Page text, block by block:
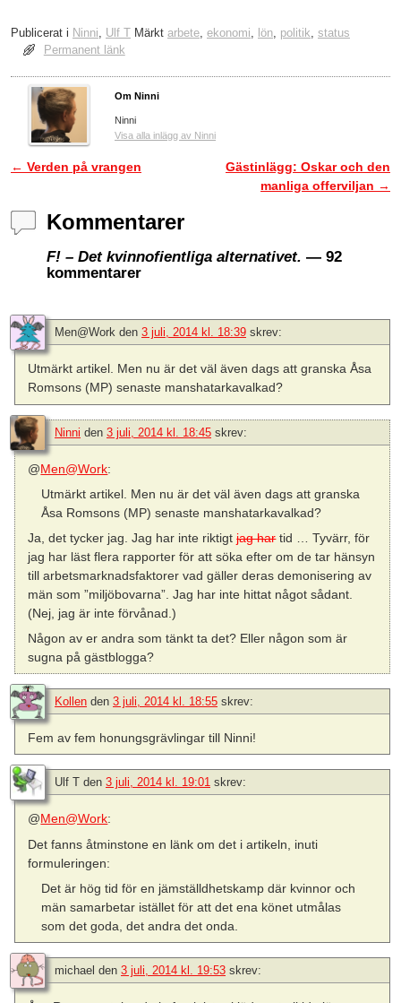
Publicerat i Ninni Ulf T Märkt arbete ekonomi lön politik status
Permanent länk
Om Ninni
Ninni
Visa alla inlägg av Ninni
Inläggsnavigering
← Verden på vrangen
Gästinlägg: Oskar och den
manliga offerviljan →
Kommentarer
F! – Det kvinnofientliga alternativet. — 92
kommentarer
Men@Work den 3 juli, 2014 kl. 18:39 skrev:
Utmärkt artikel. Men nu är det väl även dags att granska Åsa
Romsons (MP) senaste manshatarkavalkad?
Ninni den 3 juli, 2014 kl. 18:45 skrev:
@Men@Work:
Utmärkt artikel. Men nu är det väl även dags att granska
Åsa Romsons (MP) senaste manshatarkavalkad?
Ja, det tycker jag. Jag har inte riktigtjag hartid … Tyvärr, för
jag har läst flera rapporter för att söka efter om de tar hänsyn
till arbetsmarknadsfaktorer vad gäller deras demonisering av
män som ”miljöbovarna”. Jag har inte hittat något sådant.
(Nej, jag är inte förvånad.)
Någon av er andra som tänkt ta det? Eller någon som är
sugna på gästblogga?
Kollen den 3 juli, 2014 kl. 18:55 skrev:
Fem av fem honungsgrävlingar till Ninni!
Ulf T den 3 juli, 2014 kl. 19:01 skrev:
@Men@Work:
Det fanns åtminstone en länk om det i artikeln, inuti
formuleringen:
Det är hög tid för en jämställdhetskamp där kvinnor och
män samarbetar istället för att det ena könet utmålas
som det goda, det andra det onda.
michael den 3 juli, 2014 kl. 19:53 skrev: